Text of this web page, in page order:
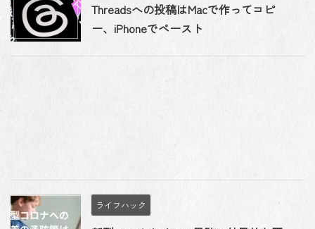
Threadsへの投稿はMacで作ってコピ
ー、iPhoneでペースト
ライフハック